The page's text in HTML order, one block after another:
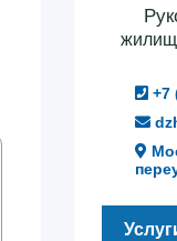
+7